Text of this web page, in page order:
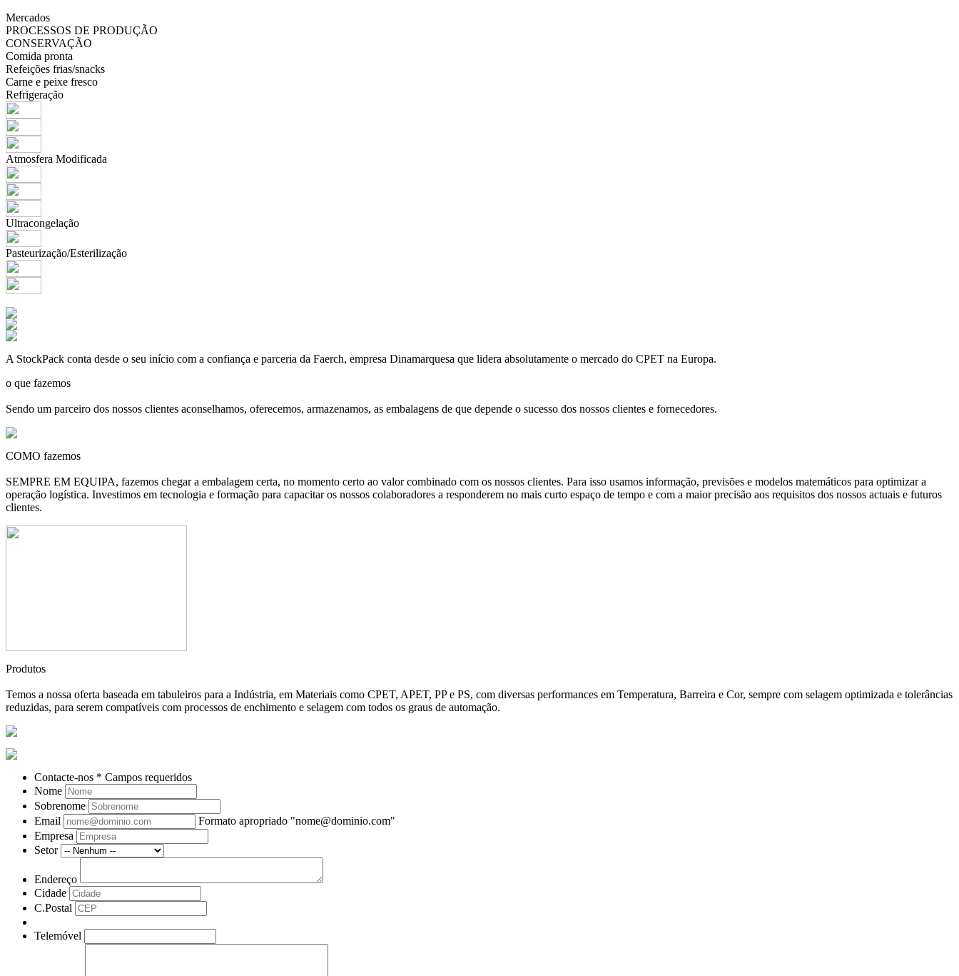
Mercados
PROCESSOS DE PRODUÇÃO
CONSERVAÇÃO
Comida pronta
Refeições frias/snacks
Carne e peixe fresco
Refrigeração
Atmosfera Modificada
Ultracongelação
Pasteurização/Esterilização
A StockPack conta desde o seu início com a confiança e parceria da Faerch, empresa Dinamarquesa que lidera absolutamente o mercado do CPET na Europa.
o que fazemos
Sendo um parceiro dos nossos clientes aconselhamos, oferecemos, armazenamos, as embalagens de que depende o sucesso dos nossos clientes e fornecedores.
COMO fazemos
SEMPRE EM EQUIPA, fazemos chegar a embalagem certa, no momento certo ao valor combinado com os nossos clientes. Para isso usamos informação, previsões e modelos matemáticos para optimizar a
operação logística. Investimos em tecnologia e formação para capacitar os nossos colaboradores a responderem no mais curto espaço de tempo e com a maior precisão aos requisitos dos nossos actuais e futuros
clientes.
Produtos
Temos a nossa oferta baseada em tabuleiros para a Indústria, em Materiais como CPET, APET, PP e PS, com diversas performances em Temperatura, Barreira e Cor, sempre com selagem optimizada e tolerâncias
reduzidas, para serem compatíveis com processos de enchimento e selagem com todos os graus de automação.
Contacte-nos * Campos requeridos
Nome
Sobrenome
Email
Formato apropriado "nome@dominio.com"
Empresa
Setor
Endereço
Cidade
C.Postal
Telemóvel